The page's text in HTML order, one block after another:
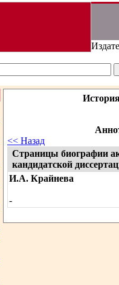
<< Назад
Страницы биографии
кандидатской
И.А. Крайнева
-